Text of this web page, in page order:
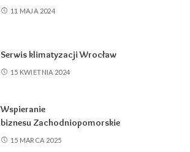
11 MAJA 2024
Serwis klimatyzacji Wrocław
15 KWIETNIA 2024
Wspieranie
biznesu Zachodniopomorskie
15 MARCA 2025